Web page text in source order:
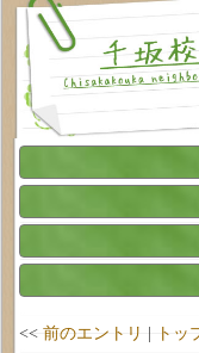
<< 前のエントリ | トッ